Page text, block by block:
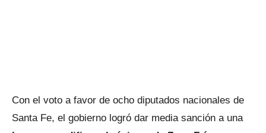
Con el voto a favor de ocho diputados nacionales de
Santa Fe, el gobierno logró dar media sanción a una